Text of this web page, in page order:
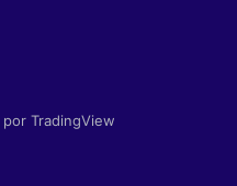
por TradingView